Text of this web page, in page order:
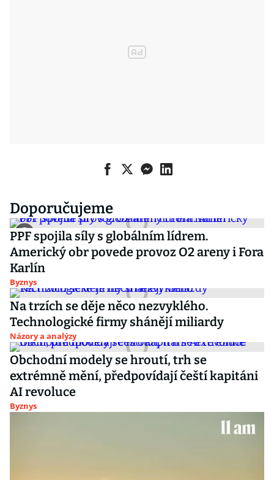
Doporučujeme
PPF spojila síly s globálním lídrem.
Americký obr povede provoz O2 areny i Fora
Karlín
Byznys
Na trzích se děje něco nezvyklého.
Technologické firmy shánějí miliardy
Názory a analýzy
Obchodní modely se hroutí, trh se
extrémně mění, předpovídají čeští kapitáni
AI revoluce
Byznys